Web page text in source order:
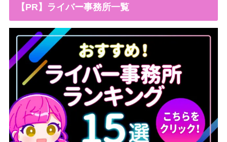
【PR】ライバー事務所一覧